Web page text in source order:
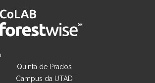
Quinta de Prados
Campus da UTAD